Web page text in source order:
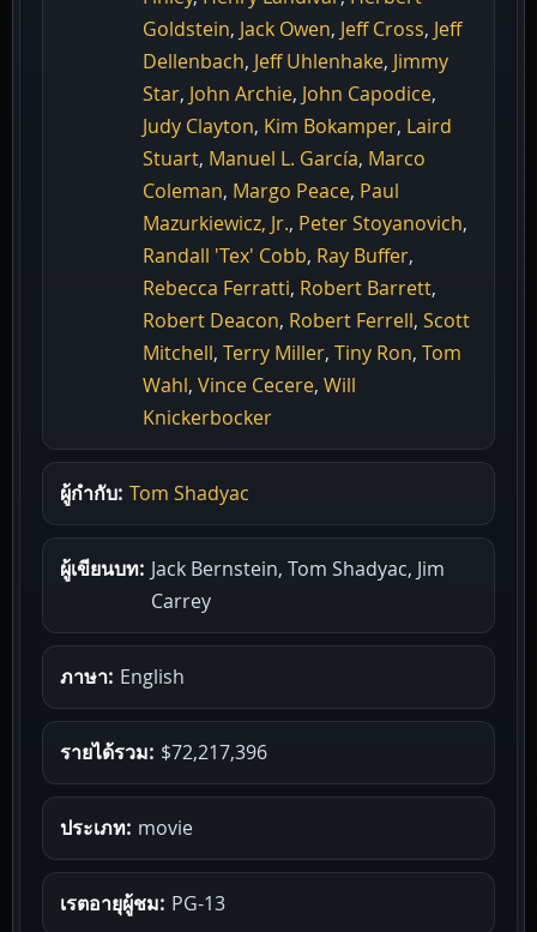
Goldstein, Jack Owen, Jeff Cross, Jeff
Dellenbach, Jeff Uhlenhake, Jimmy
Star, John Archie, John Capodice,
Judy Clayton, Kim Bokamper, Laird
Stuart, Manuel L. García, Marco
Coleman, Margo Peace, Paul
Mazurkiewicz, Jr., Peter Stoyanovich,
Randall 'Tex' Cobb, Ray Buffer,
Rebecca Ferratti, Robert Barrett,
Robert Deacon, Robert Ferrell, Scott
Mitchell, Terry Miller, Tiny Ron, Tom
Wahl, Vince Cecere, Will
Knickerbocker
ผู้กำกับ: Tom Shadyac
ผู้เขียนบท: Jack Bernstein, Tom Shadyac, Jim
Carrey
ภาษา: English
รายได้รวม: $72,217,396
ประเภท: movie
เรตอายุผู้ชม: PG-13